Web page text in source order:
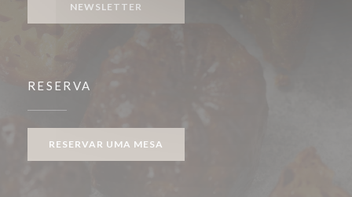
NEWSLETTER
RESERVA
RESERVAR UMA MESA